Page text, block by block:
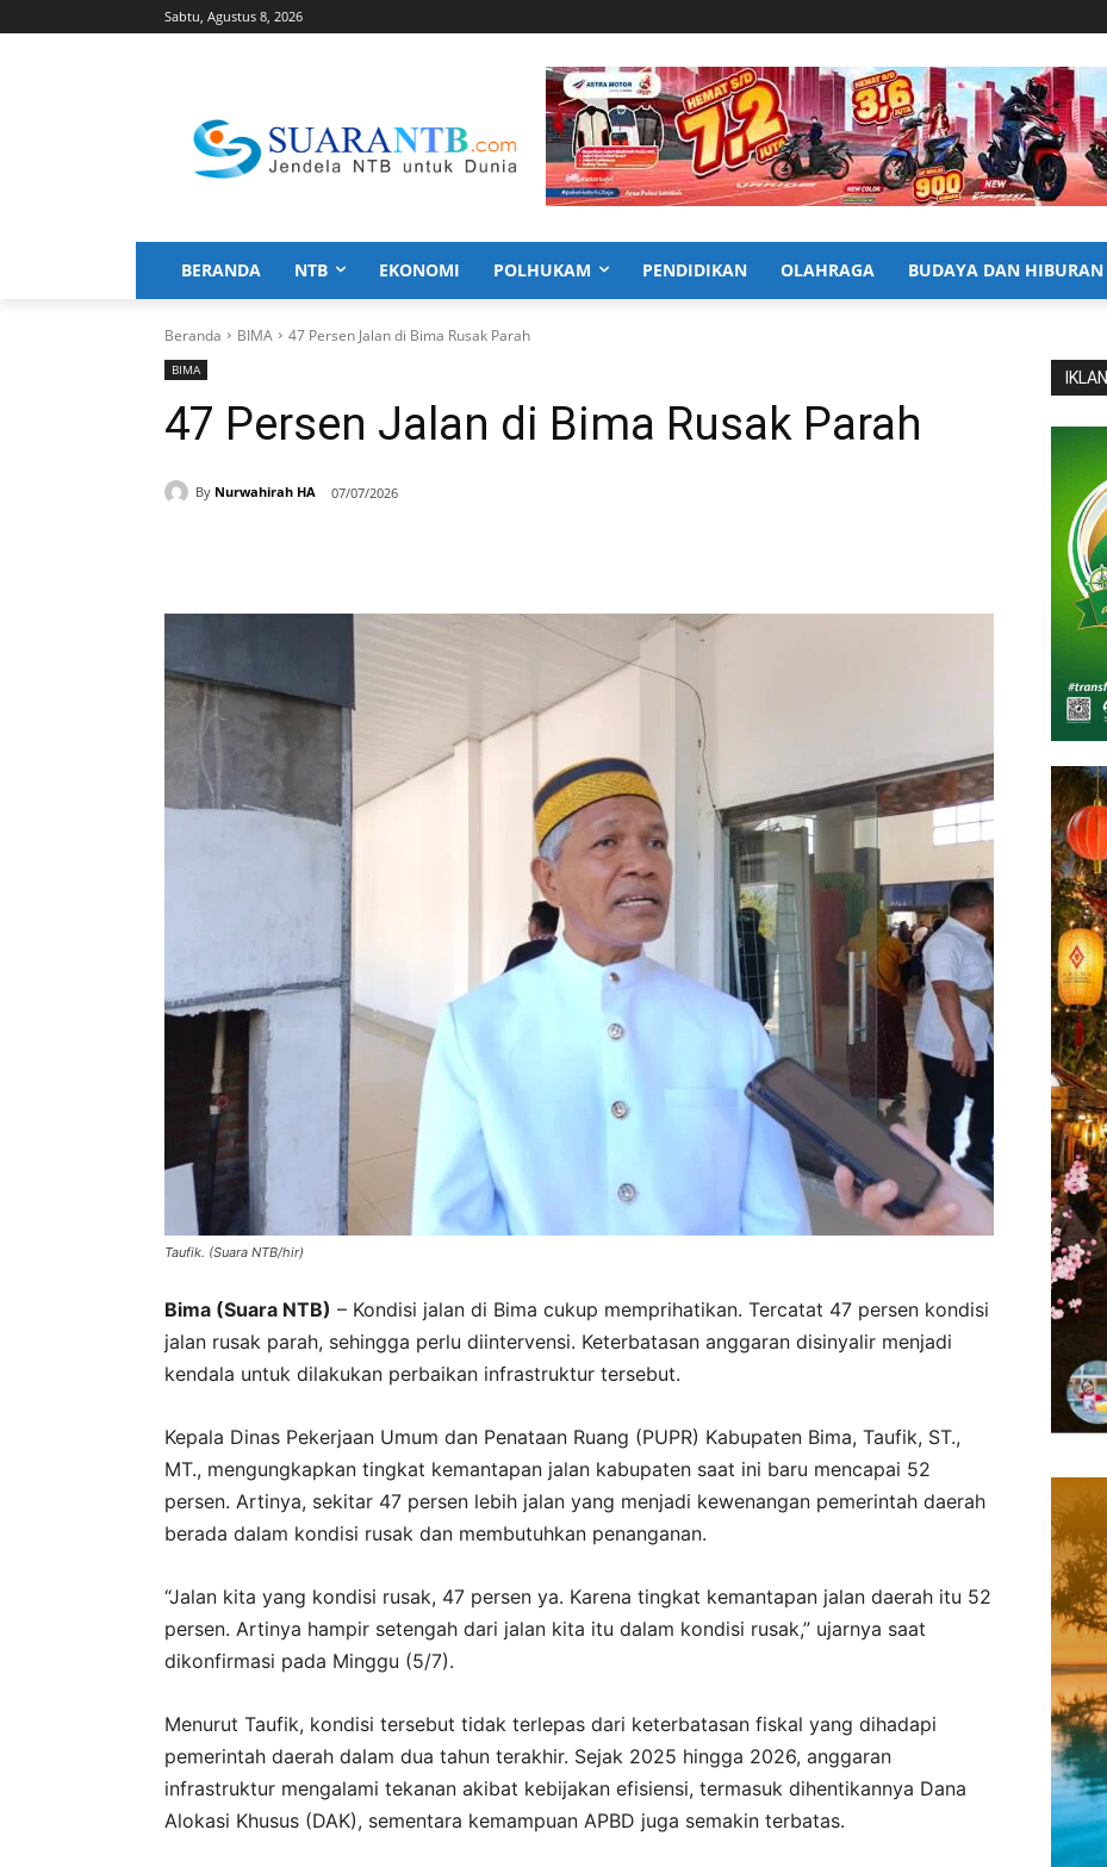
Sabtu, Agustus 8, 2026
BERANDA NTB EKONOMI POLHUKAM PENDIDIKAN OLAHRAGA BUDAYA DAN HIBURAN
Beranda BIMA 47 Persen Jalan di Bima Rusak Parah
BIMA
47 Persen Jalan di Bima Rusak Parah
By Nurwahirah HA 07/07/2026
Taufik. (Suara NTB/hir)
Bima (Suara NTB) – Kondisi jalan di Bima cukup memprihatikan. Tercatat 47 persen kondisi
jalan rusak parah, sehingga perlu diintervensi. Keterbatasan anggaran disinyalir menjadi
kendala untuk dilakukan perbaikan infrastruktur tersebut.
Kepala Dinas Pekerjaan Umum dan Penataan Ruang (PUPR) Kabupaten Bima, Taufik, ST.,
MT., mengungkapkan tingkat kemantapan jalan kabupaten saat ini baru mencapai 52
persen. Artinya, sekitar 47 persen lebih jalan yang menjadi kewenangan pemerintah daerah
berada dalam kondisi rusak dan membutuhkan penanganan.
“Jalan kita yang kondisi rusak, 47 persen ya. Karena tingkat kemantapan jalan daerah itu 52
persen. Artinya hampir setengah dari jalan kita itu dalam kondisi rusak,” ujarnya saat
dikonfirmasi pada Minggu (5/7).
Menurut Taufik, kondisi tersebut tidak terlepas dari keterbatasan fiskal yang dihadapi
pemerintah daerah dalam dua tahun terakhir. Sejak 2025 hingga 2026, anggaran
infrastruktur mengalami tekanan akibat kebijakan efisiensi, termasuk dihentikannya Dana
Alokasi Khusus (DAK), sementara kemampuan APBD juga semakin terbatas.
IKLAN